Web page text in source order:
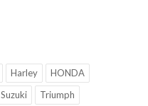
Harley
HONDA
Suzuki
Triumph